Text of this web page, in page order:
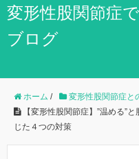
変形性股関節症
ブログ
ホーム / 変形性股関節症と
【変形性股関節症】”温める”
じた４つの対策